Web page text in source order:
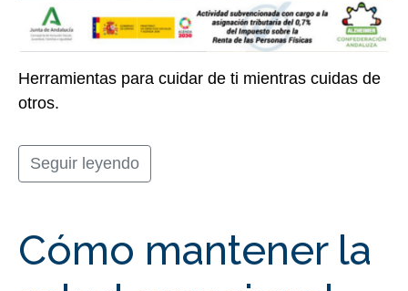
Herramientas para cuidar de ti mientras cuidas de
otros.
Seguir leyendo
Cómo mantener la